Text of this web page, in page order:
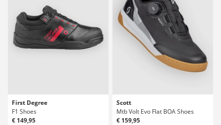
First Degree
F1 Shoes
€ 149,95
Scott
Mtb Volt Evo Flat BOA Shoes
€ 159,95